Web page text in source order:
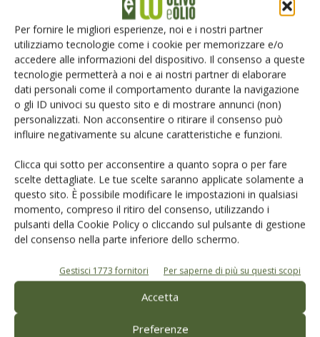
Per fornire le migliori esperienze, noi e i nostri partner
utilizziamo tecnologie come i cookie per memorizzare e/o
accedere alle informazioni del dispositivo. Il consenso a queste
tecnologie permetterà a noi e ai nostri partner di elaborare
dati personali come il comportamento durante la navigazione
o gli ID univoci su questo sito e di mostrare annunci (non)
personalizzati. Non acconsentire o ritirare il consenso può
influire negativamente su alcune caratteristiche e funzioni.
Clicca qui sotto per acconsentire a quanto sopra o per fare
scelte dettagliate. Le tue scelte saranno applicate solamente a
questo sito. È possibile modificare le impostazioni in qualsiasi
momento, compreso il ritiro del consenso, utilizzando i
pulsanti della Cookie Policy o cliccando sul pulsante di gestione
del consenso nella parte inferiore dello schermo.
Gestisci 1773 fornitori Per saperne di più su questi scopi
Accetta
Preferenze
Iscriviti alle nostre newsletter
© Tecniche Nuove Spa. Tutti i diritti riservati. Sede legale Via Eritrea 21 -
imprese di Milano: 00753480151
Registrazione Tribunale di Milano n. 69 del 05/03/2014. Precedentemente
registrata presso il tribunale di Bologna n. 6776 del 04/03/1998
ROC "Poste italiane Spa - sped. A.P. - DL 353/2003 conv. L. 46/2004, art. 1c.1:
DCB Milano" Roc n. 24344 del 11 marzo 2014